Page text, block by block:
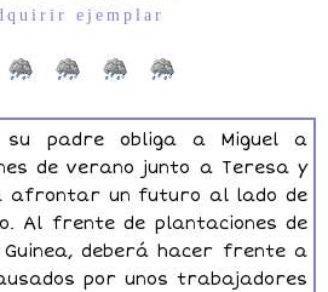
ejemplar
padre obliga a Miguel a
de verano junto a Teresa y
afrontar un futuro al lado de
Al frente de plantaciones de
deberá hacer frente a
por unos trabajadores